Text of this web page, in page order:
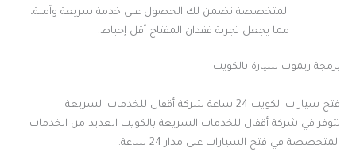
المتخصصة تضمن لك الحصول على خدمة سريعة وآمنة،
مما يجعل تجربة فقدان المفتاح أقل إحباط.
برمجة ريموت سيارة بالكويت
فتح سيارات الكويت 24 ساعة شركة أقفال للخدمات السريعة
تتوفر في شركة أقفال للخدمات السريعة بالكويت العديد من الخدمات
المتخصصة في فتح السيارات على مدار 24 ساعة.